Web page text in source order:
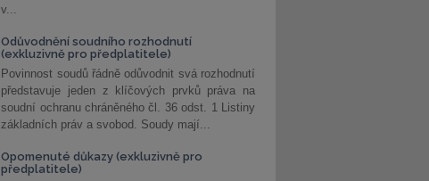
v...
Odůvodnění soudního rozhodnutí
(exkluzivně pro předplatitele)
Povinnost soudů řádně odůvodnit svá rozhodnutí
představuje jeden z klíčových prvků práva na
soudní ochranu chráněného čl. 36 odst. 1 Listiny
základních práv a svobod. Soudy mají...
Opomenuté důkazy (exkluzivně pro
předplatitele)